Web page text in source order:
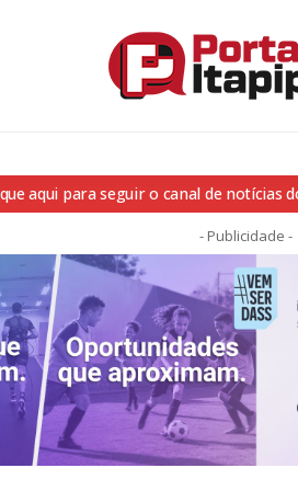
aqui para seguir o canal de notícias
- Publicidade -